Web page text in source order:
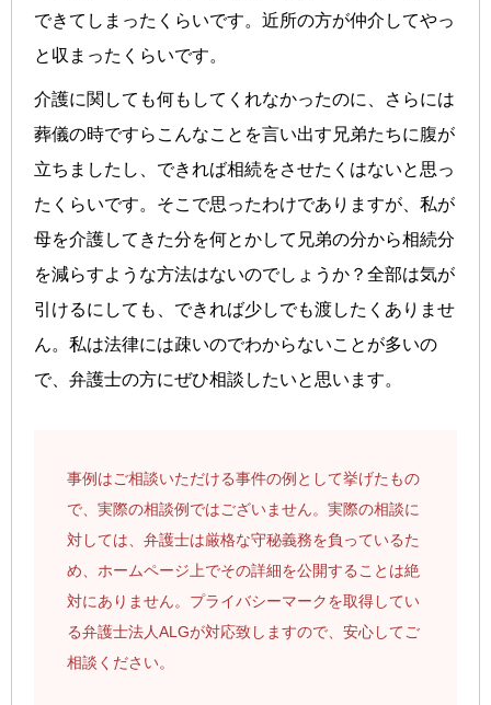
できてしまったくらいです。近所の方が仲介してやっ
と収まったくらいです。
介護に関しても何もしてくれなかったのに、さらには
葬儀の時ですらこんなことを言い出す兄弟たちに腹が
立ちましたし、できれば相続をさせたくはないと思っ
たくらいです。そこで思ったわけでありますが、私が
母を介護してきた分を何とかして兄弟の分から相続分
を減らすような方法はないのでしょうか？全部は気が
引けるにしても、できれば少しでも渡したくありませ
ん。私は法律には疎いのでわからないことが多いの
で、弁護士の方にぜひ相談したいと思います。
事例はご相談いただける事件の例として挙げたもの
で、実際の相談例ではございません。実際の相談に
対しては、弁護士は厳格な守秘義務を負っているた
め、ホームページ上でその詳細を公開することは絶
対にありません。プライバシーマークを取得してい
る弁護士法人ALGが対応致しますので、安心してご
相談ください。